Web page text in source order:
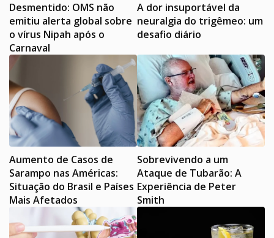
Desmentido: OMS não
emitiu alerta global sobre
o vírus Nipah após o
Carnaval
A dor insuportável da
neuralgia do trigêmeo: um
desafio diário
Aumento de Casos de
Sarampo nas Américas:
Situação do Brasil e Países
Mais Afetados
Sobrevivendo a um
Ataque de Tubarão: A
Experiência de Peter
Smith